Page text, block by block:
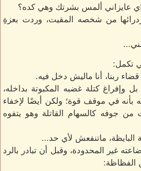
عايزاني ألمس بشرتك وهي كده؟
من شخصه المقيت، وردت بعزةِ
تكمل:
ربنا، أنا ماليش دخل فيه.
بل وإفراغ كتلة غضبه المكبوتة بداخله،
في موقف قوة؛ ولكن أيضًا لإخفاء
جوفه كالسهام القاتلة وهو يتفوه
البايظة، ماتنفعش لأي حد...
غير المحدودة، وقبل أن تبادر بالرد
الفظاظة: